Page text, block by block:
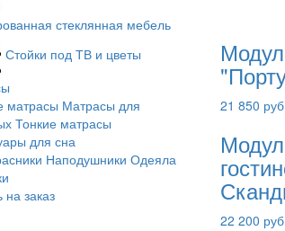
стеклянная мебель
Стойки под ТВ и цветы
матрасы Матрасы для
Тонкие матрасы
для сна
Наподушники Одеяла
заказ
21 850 руб
22 200 руб